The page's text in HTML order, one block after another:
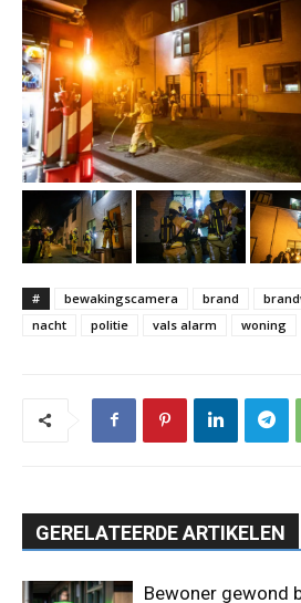
# bewakingscamera brand
nacht
politie vals alarm woning
GERELATEERDE ARTIKELEN
Bewoner gewond